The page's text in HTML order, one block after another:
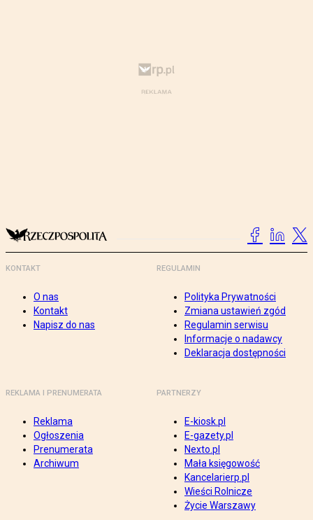
KONTAKT
O nas
Kontakt
Napisz do nas
REGULAMIN
Polityka Prywatności
Zmiana ustawień zgód
Regulamin serwisu
Informacje o nadawcy
Deklaracja dostępności
REKLAMA I PRENUMERATA
Reklama
Ogłoszenia
Prenumerata
Archiwum
PARTNERZY
E-kiosk.pl
E-gazety.pl
Nexto.pl
Mała księgowość
Kancelarierp.pl
Wieści Rolnicze
Życie Warszawy